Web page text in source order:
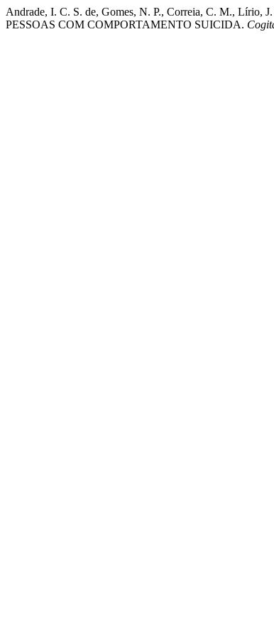
Andrade, I. C. S. de, Gomes, N. P., Correia, C. M.,
PESSOAS COM COMPORTAMENTO SUICIDA.